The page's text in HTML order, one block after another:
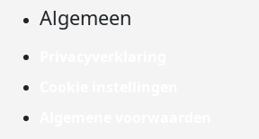
Algemeen